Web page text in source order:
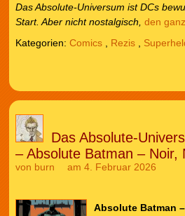
Das Absolute-Universum ist DCs
Start. Aber nicht nostalgisch, den
Kategorien: Comics, Rezis,
Das Absolute-
– Absolute Batman – Noir,
von burn am 4. Februar 2026
Absolute Batman